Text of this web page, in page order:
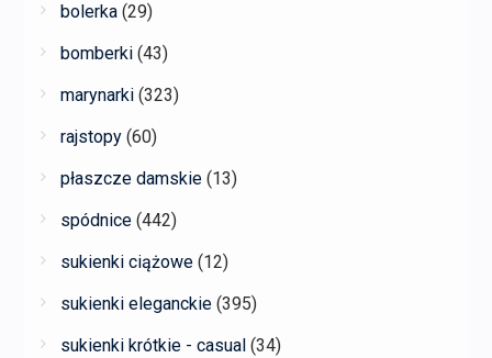
bolerka (29)
bomberki (43)
marynarki (323)
rajstopy (60)
płaszcze damskie (13)
spódnice (442)
sukienki ciążowe (12)
sukienki eleganckie (395)
sukienki krótkie - casual (34)